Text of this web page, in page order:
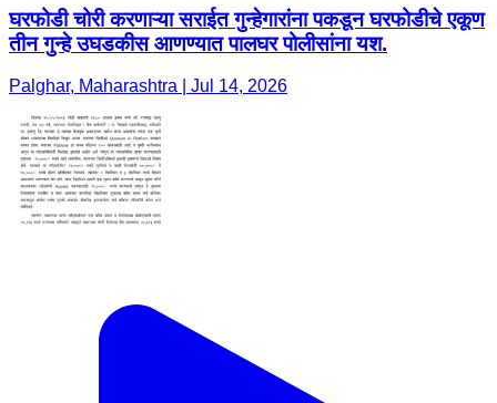
घरफोडी चोरी करणाऱ्या सराईत गुन्हेगारांना पकडून घरफोडीचे एकूण
तीन गुन्हे उघडकीस आणण्यात पालघर पोलीसांना यश.
Palghar, Maharashtra | Jul 14, 2026